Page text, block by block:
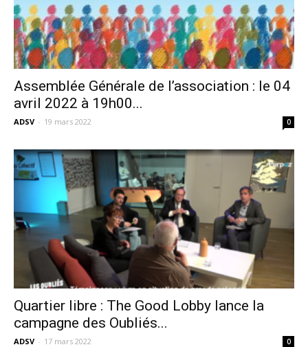
Assemblée Générale de l’association : le 04
avril 2022 à 19h00...
ADSV - 19 mars 2022 0
Quartier libre : The Good Lobby lance la
campagne des Oubliés...
ADSV - 17 mars 2022 0